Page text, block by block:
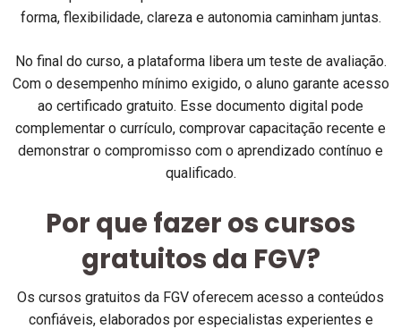
forma, flexibilidade, clareza e autonomia caminham juntas.
No final do curso, a plataforma libera um teste de avaliação.
Com o desempenho mínimo exigido, o aluno garante acesso
ao certificado gratuito. Esse documento digital pode
complementar o currículo, comprovar capacitação recente e
demonstrar o compromisso com o aprendizado contínuo e
qualificado.
Por que fazer os cursos
gratuitos da FGV?
Os cursos gratuitos da FGV oferecem acesso a conteúdos
confiáveis, elaborados por especialistas experientes e